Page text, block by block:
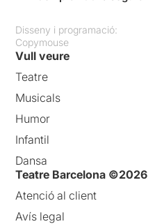
Disseny i programació:
Copymouse
Vull veure
Teatre
Musicals
Humor
Infantil
Dansa
Teatre Barcelona ©2026
Atenció al client
Avís legal